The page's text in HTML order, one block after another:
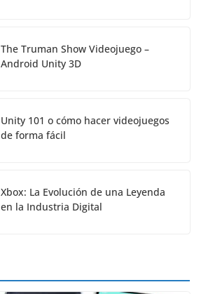
The Truman Show Videojuego –
Android Unity 3D
Unity 101 o cómo hacer videojuegos
de forma fácil
Xbox: La Evolución de una Leyenda
en la Industria Digital